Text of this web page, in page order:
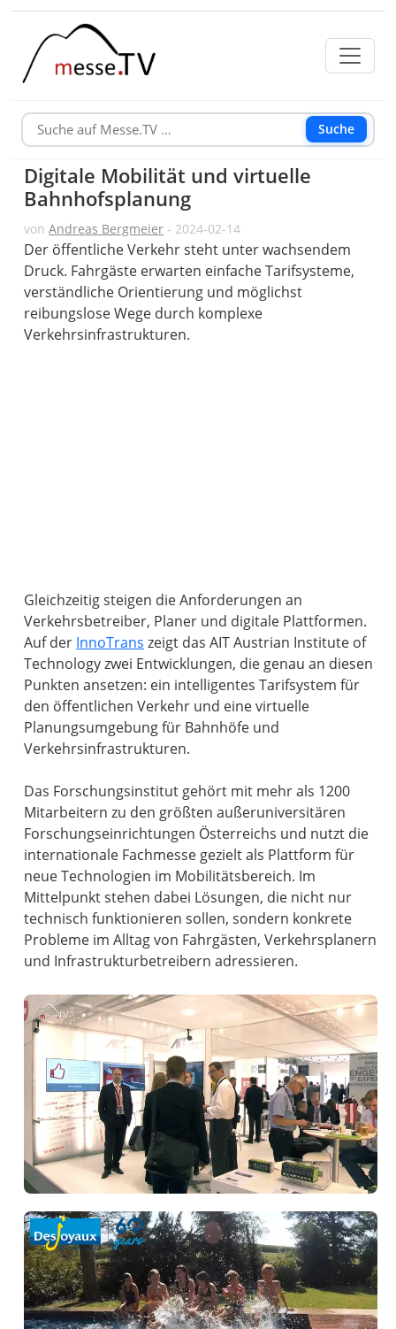
Suche
Digitale Mobilität und virtuelle
Bahnhofsplanung
vonAndreas Bergmeier - 2024-02-14
Der öffentliche Verkehr steht unter wachsendem
Druck. Fahrgäste erwarten einfache Tarifsysteme,
verständliche Orientierung und möglichst
reibungslose Wege durch komplexe
Verkehrsinfrastrukturen.
Gleichzeitig steigen die Anforderungen an
Verkehrsbetreiber, Planer und digitale Plattformen.
Auf der InnoTrans zeigt das AIT Austrian Institute of
Technology zwei Entwicklungen, die genau an diesen
Punkten ansetzen: ein intelligentes Tarifsystem für
den öffentlichen Verkehr und eine virtuelle
Planungsumgebung für Bahnhöfe und
Verkehrsinfrastrukturen.
Das Forschungsinstitut gehört mit mehr als 1200
Mitarbeitern zu den größten außeruniversitären
Forschungseinrichtungen Österreichs und nutzt die
internationale Fachmesse gezielt als Plattform für
neue Technologien im Mobilitätsbereich. Im
Mittelpunkt stehen dabei Lösungen, die nicht nur
technisch funktionieren sollen, sondern konkrete
Probleme im Alltag von Fahrgästen, Verkehrsplanern
und Infrastrukturbetreibern adressieren.